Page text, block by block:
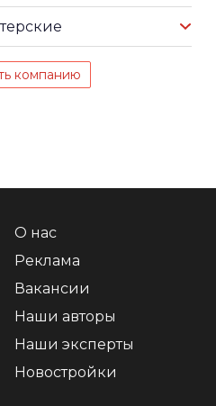
компанию
О нас
Реклама
Вакансии
Наши авторы
Наши эксперты
Новостройки